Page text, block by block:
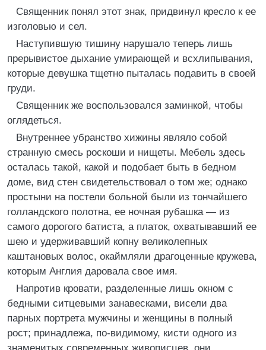
Священник понял этот знак, придвинул кресло к ее
изголовью и сел.
Наступившую тишину нарушало теперь лишь
прерывистое дыхание умирающей и всхлипывания,
которые девушка тщетно пыталась подавить в своей
груди.
Священник же воспользовался заминкой, чтобы
оглядеться.
Внутреннее убранство хижины являло собой
странную смесь роскоши и нищеты. Мебель здесь
осталась такой, какой и подобает быть в бедном
доме, вид стен свидетельствовал о том же; однако
простыни на постели больной были из тончайшего
голландского полотна, ее ночная рубашка — из
самого дорогого батиста, а платок, охватывавший ее
шею и удерживавший копну великолепных
каштановых волос, окаймляли драгоценные кружева,
которым Англия даровала свое имя.
Напротив кровати, разделенные лишь окном с
бедными ситцевыми занавесками, висели два
парных портрета мужчины и женщины в полный
рост; принадлежа, по-видимому, кисти одного из